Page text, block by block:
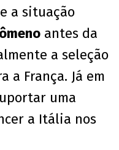
a situação
antes da
a seleção
a França. Já em
uma
a Itália nos